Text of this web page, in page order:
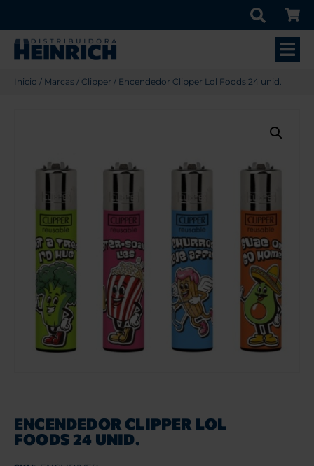
Inicio / Marcas / Clipper / Encendedor Clipper Lol Foods 24 unid.
ENCENDEDOR CLIPPER LOL
FOODS 24 UNID.